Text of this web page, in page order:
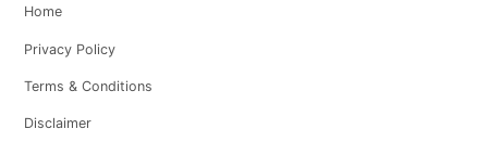
Home
Privacy Policy
Terms & Conditions
Disclaimer